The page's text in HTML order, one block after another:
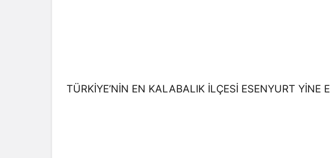
TÜRKİYE’NİN EN KALABALIK İLÇESİ ESENYURT YİNE